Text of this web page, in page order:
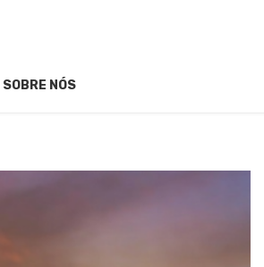
SOBRE NÓS